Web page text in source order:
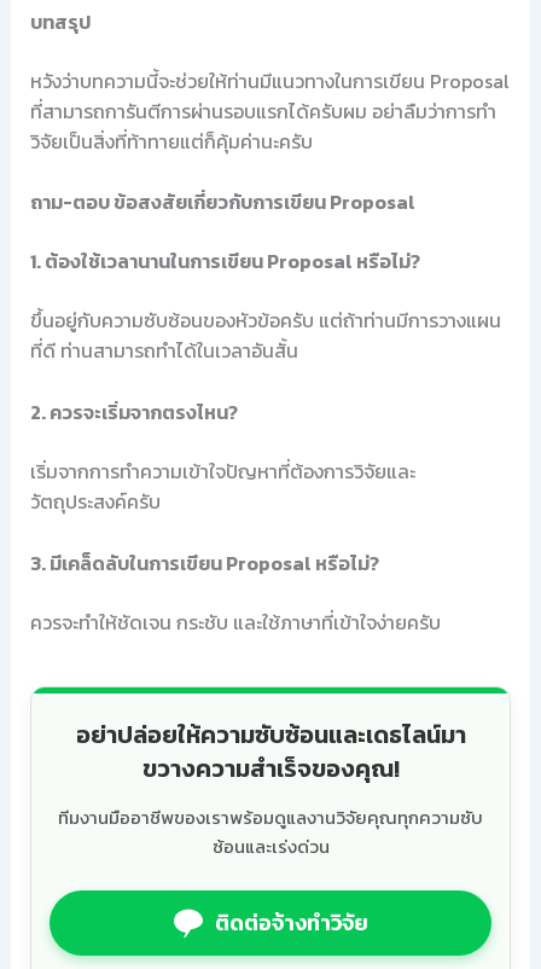
บทสรุป
หวังว่าบทความนี้จะช่วยให้ท่านมีแนวทางในการเขียน Proposal
ที่สามารถการันตีการผ่านรอบแรกได้ครับผม อย่าลืมว่าการทำ
วิจัยเป็นสิ่งที่ท้าทายแต่ก็คุ้มค่านะครับ
ถาม-ตอบ ข้อสงสัยเกี่ยวกับการเขียน Proposal
1. ต้องใช้เวลานานในการเขียน Proposal หรือไม่?
ขึ้นอยู่กับความซับซ้อนของหัวข้อครับ แต่ถ้าท่านมีการวางแผน
ที่ดี ท่านสามารถทำได้ในเวลาอันสั้น
2. ควรจะเริ่มจากตรงไหน?
เริ่มจากการทำความเข้าใจปัญหาที่ต้องการวิจัยและ
วัตถุประสงค์ครับ
3. มีเคล็ดลับในการเขียน Proposal หรือไม่?
ควรจะทำให้ชัดเจน กระชับ และใช้ภาษาที่เข้าใจง่ายครับ
อย่าปล่อยให้ความซับซ้อนและเดธไลน์มา
ขวางความสำเร็จของคุณ!
ทีมงานมืออาชีพของเราพร้อมดูแลงานวิจัยคุณทุกความซับ
ซ้อนและเร่งด่วน
ติดต่อจ้างทำวิจัย